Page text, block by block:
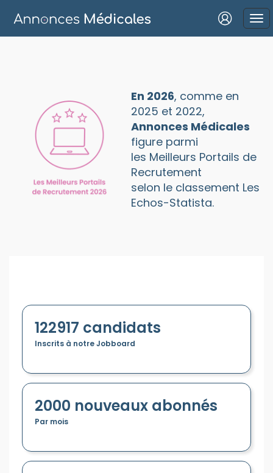
Mot de passe oublié ?
Connexion
Se connecter avec Google
Se connecter avec Facebook
En 2026, comme en
2025 et 2022,
Annonces Médicales
figure parmi
les Meilleurs Portails de
Recrutement
selon le classement Les
Echos-Statista.
122917 candidats
Inscrits à notre Jobboard
2000 nouveaux abonnés
Par mois